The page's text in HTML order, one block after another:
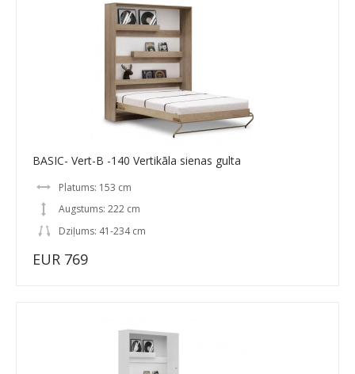
BASIC- Vert-B -140 Vertikāla sienas gulta
Platums: 153 cm
Augstums: 222 cm
Dziļums: 41-234 cm
EUR 769